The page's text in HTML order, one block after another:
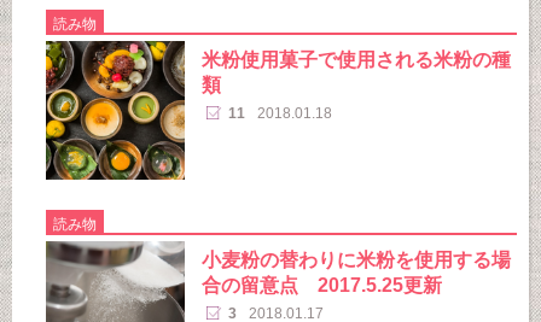
読み物
米粉使用菓子で使用される米粉の種
類
11 2018.01.18
読み物
小麦粉の替わりに米粉を使用する場
合の留意点 2017.5.25更新
3 2018.01.17